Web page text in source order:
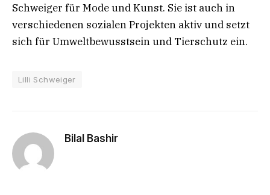
Schweiger für Mode und Kunst. Sie ist auch in
verschiedenen sozialen Projekten aktiv und setzt
sich für Umweltbewusstsein und Tierschutz ein.
Lilli Schweiger
Bilal Bashir